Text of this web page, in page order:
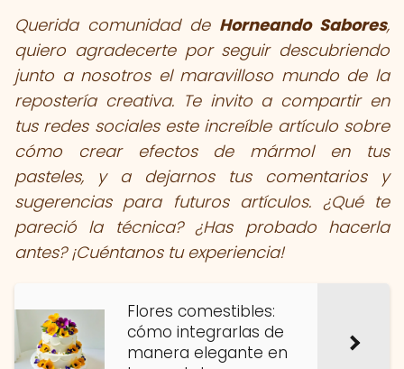
Querida comunidad de Horneando Sabores,
quiero agradecerte por seguir descubriendo
junto a nosotros el maravilloso mundo de la
repostería creativa. Te invito a compartir en
tus redes sociales este increíble artículo sobre
cómo crear efectos de mármol en tus
pasteles, y a dejarnos tus comentarios y
sugerencias para futuros artículos. ¿Qué te
pareció la técnica? ¿Has probado hacerla
antes? ¡Cuéntanos tu experiencia!
Flores comestibles:
cómo integrarlas de
manera elegante en